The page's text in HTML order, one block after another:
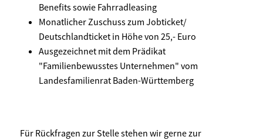
Benefits sowie Fahrradleasing
Monatlicher Zuschuss zum Jobticket/
Deutschlandticket in Höhe von 25,- Euro
Ausgezeichnet mit dem Prädikat
"Familienbewusstes Unternehmen" vom
Landesfamilienrat Baden-Württemberg
Für Rückfragen zur Stelle stehen wir gerne zur